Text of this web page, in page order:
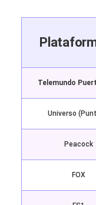
Telemundo
Universo
Peacock
FOX